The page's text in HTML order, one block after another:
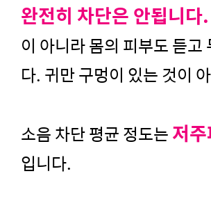
완전히 차단은 안됩니다.
이 아니라 몸의 피부도 듣
다. 귀만 구멍이 있는 것이
소음 차단 평균 정도는저
입니다.